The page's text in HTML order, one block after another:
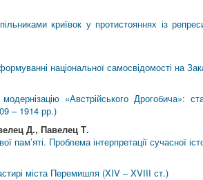
криївок у протистояннях із
національної самосвідомості на
«Австрійського Дрогобича»:
– 1914 рр.)
Д., Павелец Т.
пам’яті. Проблема інтерпретації сучасної
міста Перемишля (XIV – XVIII ст.)